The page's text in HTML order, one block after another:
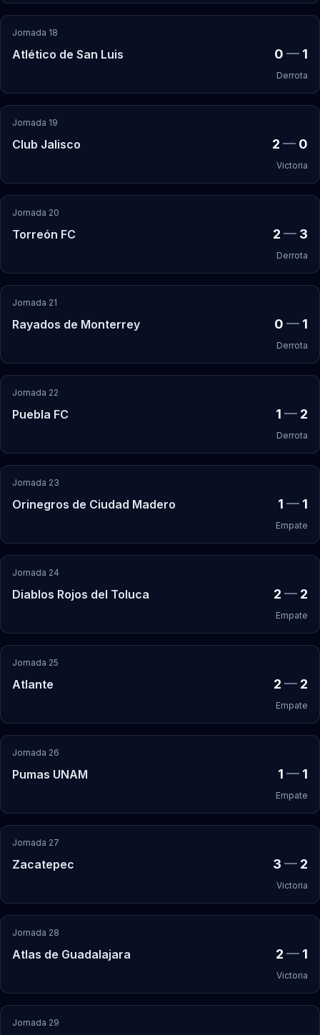
Jornada 18
Atlético de San Luis 0 — 1
Derrota
Jornada 19
Club Jalisco 2 — 0
Victoria
Jornada 20
Torreón FC 2 — 3
Derrota
Jornada 21
Rayados de Monterrey 0 — 1
Derrota
Jornada 22
Puebla FC 1 — 2
Derrota
Jornada 23
Orinegros de Ciudad Madero 1 — 1
Empate
Jornada 24
Diablos Rojos del Toluca 2 — 2
Empate
Jornada 25
Atlante 2 — 2
Empate
Jornada 26
Pumas UNAM 1 — 1
Empate
Jornada 27
Zacatepec 3 — 2
Victoria
Jornada 28
Atlas de Guadalajara 2 — 1
Victoria
Jornada 29